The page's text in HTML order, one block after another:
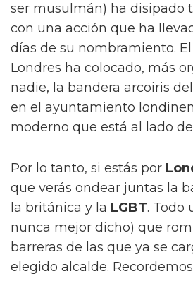
ser musulmán) ha disipado
con una acción que ha
días de su nombramiento.
Londres ha colocado, más
nadie, la bandera arcoiris
en el ayuntamiento
moderno que está al lado
Por lo tanto, si estás por
que verás ondear juntas la
la británica y la LGBT. Todo
nunca mejor dicho) que
barreras de las que ya se
elegido alcalde.